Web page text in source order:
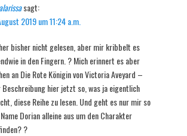
sagt:
2019 um 11:24 a.m.
bisher nicht gelesen, aber mir kribbelt es
in den Fingern. ? Mich erinnert es aber
an Die Rote Königin von Victoria Aveyard –
Beschreibung hier jetzt so, was ja eigentlich
diese Reihe zu lesen. Und geht es nur mir so
Dorian alleine aus um den Charakter
?